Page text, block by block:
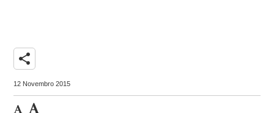
share
12 Novembro 2015